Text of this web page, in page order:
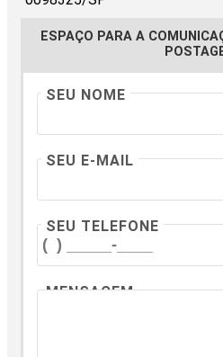
ESPAÇO PARA A
SEU NOME
SEU E-MAIL
SEU TELEFONE
MENSAGEM